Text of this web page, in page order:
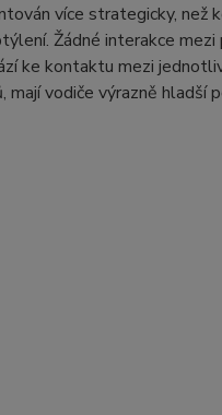
více strategicky,
Žádné interakce mezi
ke kontaktu mezi
vodiče výrazně hladší